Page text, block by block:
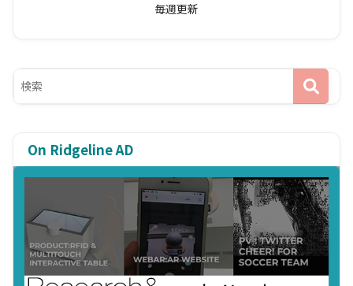
毎週更新
On Ridgeline AD